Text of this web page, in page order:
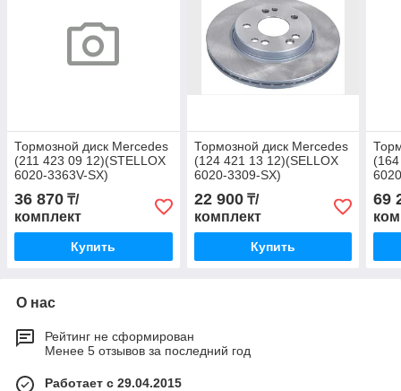
Тормозной диск Mercedes
(211 423 09 12)(STELLOX
6020-3363V-SX)
36 870 ₸/
комплект
Купить
Тормозной диск Mercedes
(124 421 13 12)(SELLOX
6020-3309-SX)
22 900₸/
комплект
Купить
69
О нас
Рейтинг не сформирован
Менее 5 отзывов за последний год
Работает с 29.04.2015